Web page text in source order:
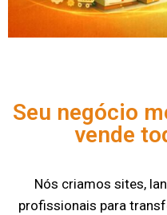
Seu negócio
vende
Nós criamos sites,
profissionais para